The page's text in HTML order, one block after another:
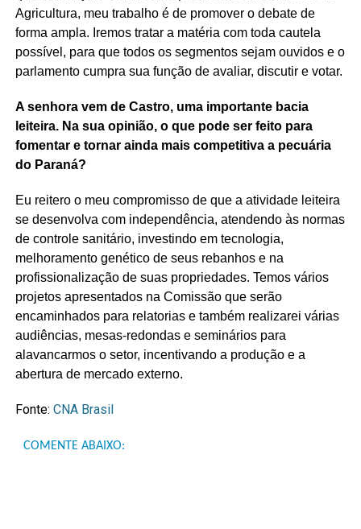
Agricultura, meu trabalho é de promover o debate de
forma ampla. Iremos tratar a matéria com toda cautela
possível, para que todos os segmentos sejam ouvidos e o
parlamento cumpra sua função de avaliar, discutir e votar.
A senhora vem de Castro, uma importante bacia
leiteira. Na sua opinião, o que pode ser feito para
fomentar e tornar ainda mais competitiva a pecuária
do Paraná?
Eu reitero o meu compromisso de que a atividade leiteira
se desenvolva com independência, atendendo às normas
de controle sanitário, investindo em tecnologia,
melhoramento genético de seus rebanhos e na
profissionalização de suas propriedades. Temos vários
projetos apresentados na Comissão que serão
encaminhados para relatorias e também realizarei várias
audiências, mesas-redondas e seminários para
alavancarmos o setor, incentivando a produção e a
abertura de mercado externo.
Fonte: CNA Brasil
COMENTE ABAIXO: